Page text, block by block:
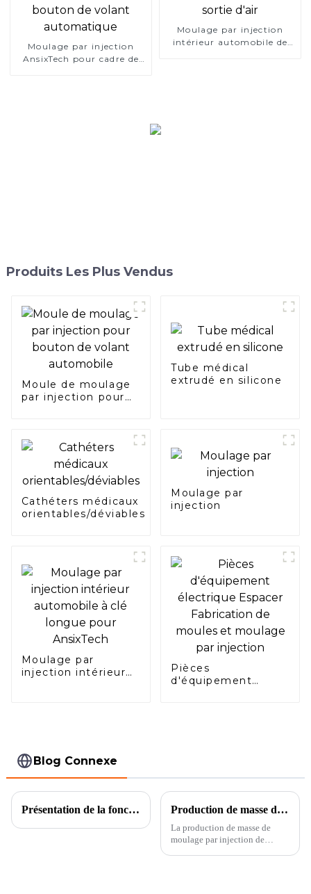
Moulage par injection
AnsixTech pour cadre de
Moulage par injection
intérieur automobile de
Produits Les Plus Vendus
Moule de moulage
par injection pour
Tube médical
extrudé en silicone
Cathéters médicaux
orientables/déviables
Moulage par
injection
Moulage par
injection intérieur
Pièces
d'équipement
Blog Connexe
Présentation de la fonction du produit de la boîte à poudre colorée galvanisée Production de masse de moulage par injection de moules de connecteurs de précision automobile
La production de masse de
moulage par injection de